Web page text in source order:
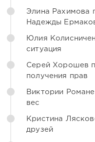
Элина Рахимова
Надежды
Юлия
ситуация
Серей Хорошев
получения прав
Виктории
вес
Кристина
друзей